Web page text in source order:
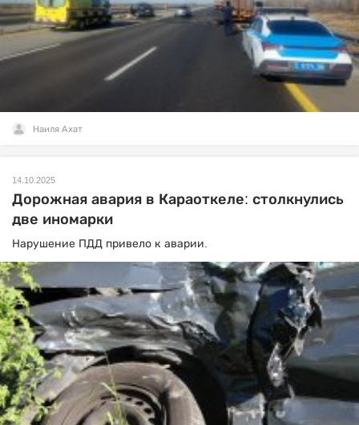
Наиля Ахат
14.10.2025
Дорожная авария в Караоткеле: столкнулись
две иномарки
Нарушение ПДД привело к аварии.